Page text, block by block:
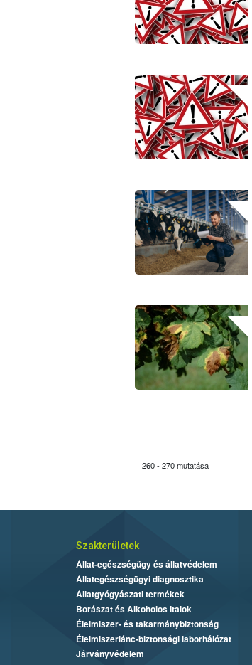
260 - 270 mutatása
Szakterületek
Állat-egészségügy és állatvédelem
Állategészségügyi diagnosztika
Állatgyógyászati termékek
Borászat és Alkoholos Italok
Élelmiszer- és takarmánybiztonság
Élelmiszerlánc-biztonsági laborhálózat
Járványvédelem